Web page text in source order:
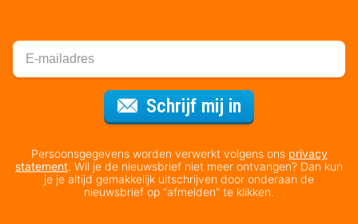
Schrijf mij in
Persoonsgegevens worden verwerkt volgens ons privacy
statement. Wil je de nieuwsbrief niet meer ontvangen? Dan kun
je je altijd gemakkelijk uitschrijven door onderaan de
nieuwsbrief op “afmelden” te klikken.